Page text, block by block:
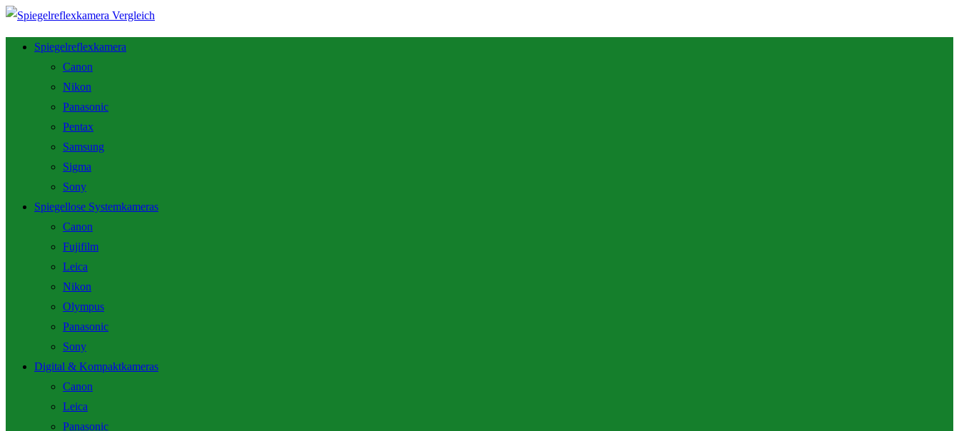
Spiegelreflexkamera
Canon
Nikon
Panasonic
Pentax
Samsung
Sigma
Sony
Spiegellose Systemkameras
Canon
Fujifilm
Leica
Nikon
Olympus
Panasonic
Sony
Digital & Kompaktkameras
Canon
Leica
Panasonic